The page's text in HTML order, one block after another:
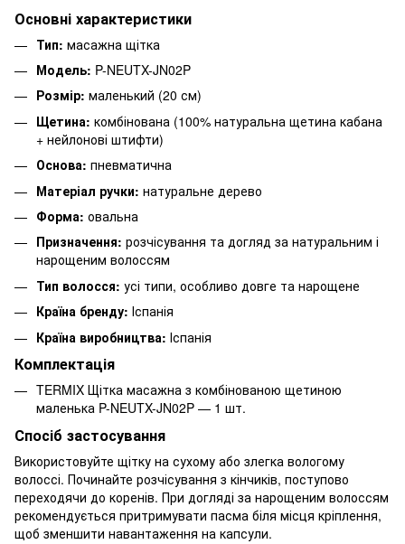
Основні характеристики
Тип: масажна щітка
Модель: P-NEUTX-JN02P
Розмір: маленький (20 см)
Щетина: комбінована (100% натуральна щетина кабана
+ нейлонові штифти)
Основа: пневматична
Матеріал ручки: натуральне дерево
Форма: овальна
Призначення: розчісування та догляд за натуральним і
нарощеним волоссям
Тип волосся: усі типи, особливо довге та нарощене
Країна бренду: Іспанія
Країна виробництва: Іспанія
Комплектація
TERMIX Щітка масажна з комбінованою щетиною
маленька P-NEUTX-JN02P — 1 шт.
Спосіб застосування
Використовуйте щітку на сухому або злегка вологому
волоссі. Починайте розчісування з кінчиків, поступово
переходячи до коренів. При догляді за нарощеним волоссям
рекомендується притримувати пасма біля місця кріплення,
щоб зменшити навантаження на капсули.